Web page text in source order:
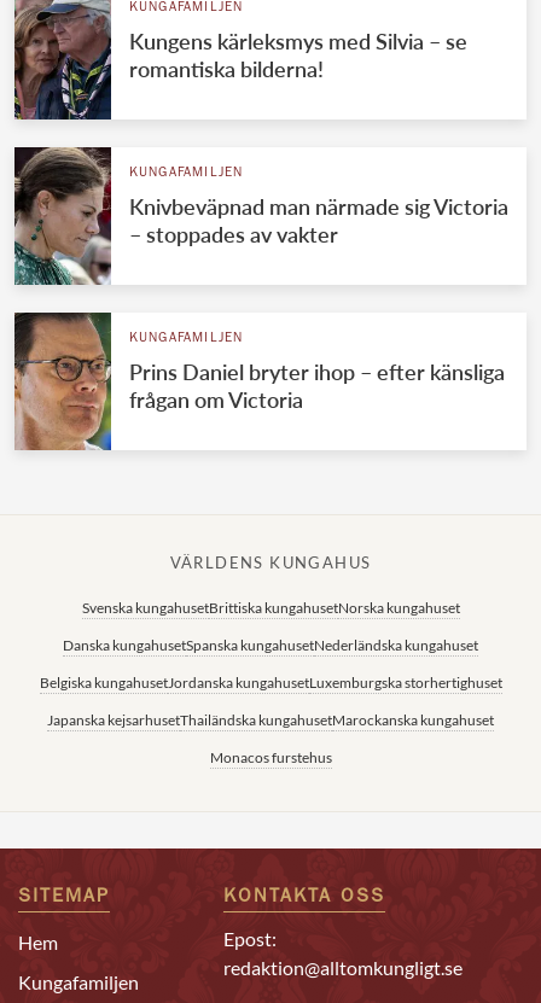
KUNGAFAMILJEN
Kungens kärleksmys med Silvia – se
romantiska bilderna!
KUNGAFAMILJEN
Knivbeväpnad man närmade sig Victoria
– stoppades av vakter
KUNGAFAMILJEN
Prins Daniel bryter ihop – efter känsliga
frågan om Victoria
VÄRLDENS KUNGAHUS
Svenska kungahusetBrittiska kungahusetNorska kungahuset
Danska kungahusetSpanska kungahusetNederländska kungahuset
Belgiska kungahusetJordanska kungahusetLuxemburgska storhertighuset
Japanska kejsarhusetThailändska kungahusetMarockanska kungahuset
Monacos furstehus
SITEMAP
Hem
Kungafamiljen
KONTAKTA OSS
Epost:
redaktion@alltomkungligt.se